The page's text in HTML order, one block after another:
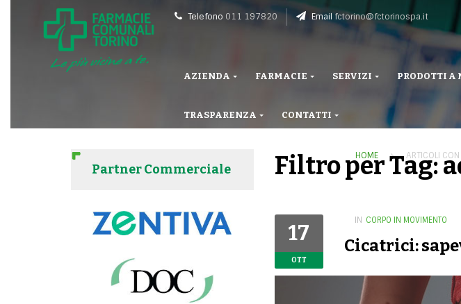
Telefono 011 197820 Email fctorino@fctorinospa.it
AZIENDA FARMACIE SERVIZI PRODOTTI A
TRASPARENZA CONTATTI
HOME ARTICOLI
Partner Commerciale Filtro per Tag:
17
OTT
IN CORPO IN MOVIMENTO
Cicatrici: